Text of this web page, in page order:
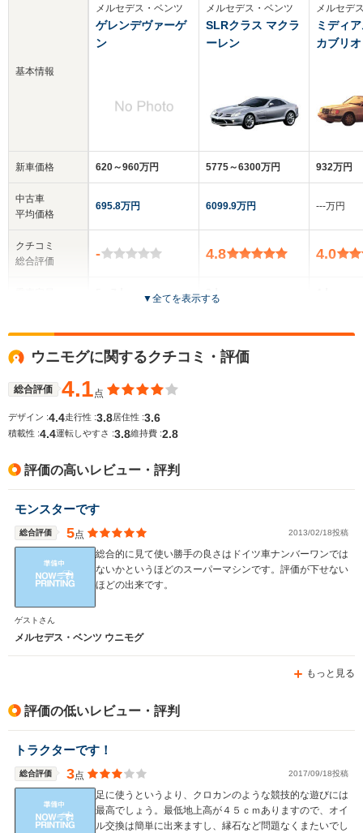
基本情報
新車価格
中古車
平均価格
クチコミ
総合評価
(全長x全幅x全高)
WLTCモード
燃費
排気量
駆動方式
メルセデス・ベンツ
ゲレンデヴァーゲ
ン
620～960万円
695.8万円
-
全高
全幅
4.03m～4.56m
ホイールベース
-
2297～2996cc
メルセデス・ベンツ
SLRクラス マクラ
ーレン
5775～6300万円
6099.9万円
4.8
2人
全高
メルセデ
ミディ
カブリ
932万円
‐‐‐万円
4.0
ホイー
▼全てを表示する
ウニモグに関するクチコミ・評価
総合評価 4.1点
デザイン :4.4走行性 :3.8 居住性 :3.6
積載性 :4.4運転しやすさ :3.8維持費 :2.8
評価の高いレビュー・評判
モンスターです
総合評価 5点 2013/02/18投稿
総合的に見て使い勝手の良さはドイツ車ナンバーワンでは
ないかというほどのスーパーマシンです。評価が下せない
ほどの出来です。
ゲストさん
メルセデス・ベンツ ウニモグ
もっと見る
評価の低いレビュー・評判
トラクターです！
総合評価 3点 2017/09/18投稿
足に使うというより、クロカンのような競技的な遊びには
最高でしょう。最低地上高が４５ｃｍありますので、オイ
ル交換は簡単に出来ますし、縁石など問題なくまたいでし